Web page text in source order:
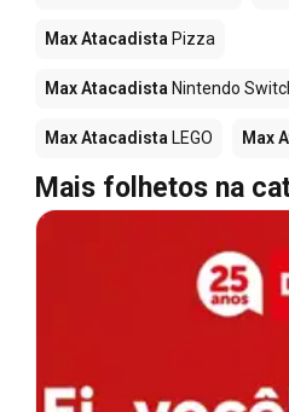
Max Atacadista Pizza
Max Atacadista Nintendo
Max Atacadista LEGO Max
Mais folhetos na